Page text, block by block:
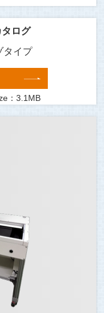
ログ
タイプ
：3.1MB